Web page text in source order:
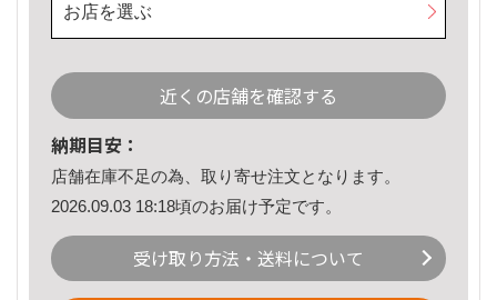
お店を選ぶ
近くの店舗を確認する
納期目安：
店舗在庫不足の為、取り寄せ注文となります。
2026.09.03 18:18頃のお届け予定です。
受け取り方法・送料について